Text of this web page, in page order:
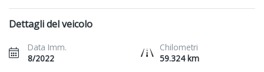
Dettagli del veicolo
Data Imm.
8/2022
Chilometri
59.324 km